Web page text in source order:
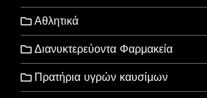
Αθλητικά
Διανυκτερεύοντα Φαρμακεία
Πρατήρια υγρών καυσίμων